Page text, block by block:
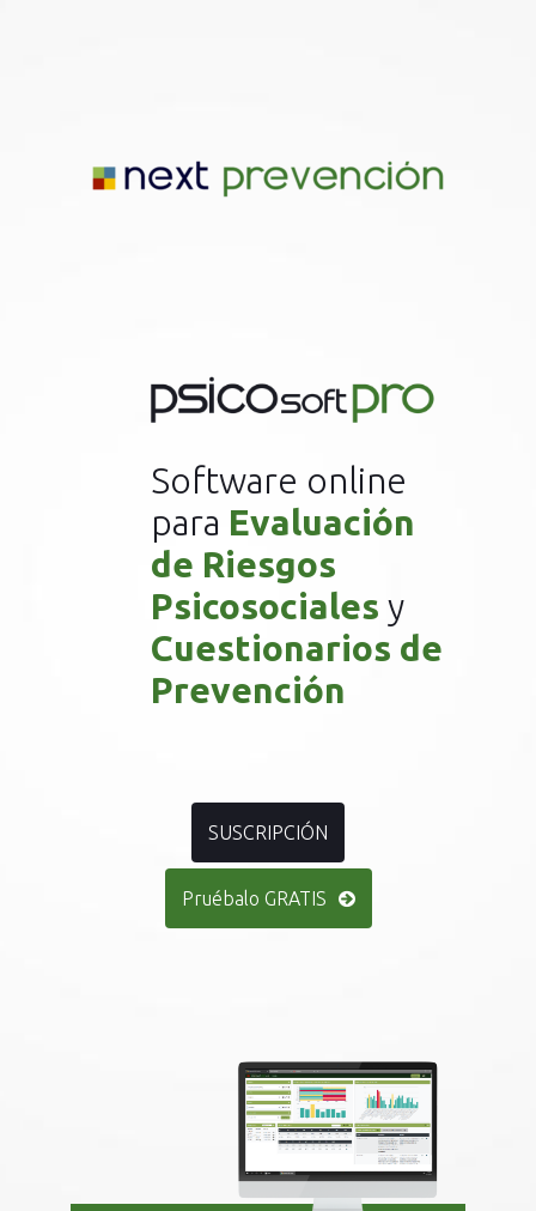
Software online
para Evaluación
de Riesgos
Psicosociales y
Cuestionarios de
Prevención
SUSCRIPCIÓN
Pruébalo GRATIS